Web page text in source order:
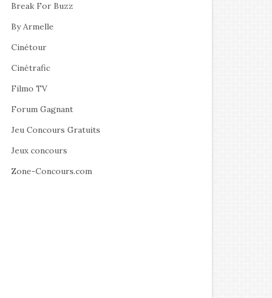
Break For Buzz
By Armelle
Cinétour
Cinétrafic
Filmo TV
Forum Gagnant
Jeu Concours Gratuits
Jeux concours
Zone-Concours.com